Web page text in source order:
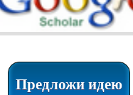
Предложи идею